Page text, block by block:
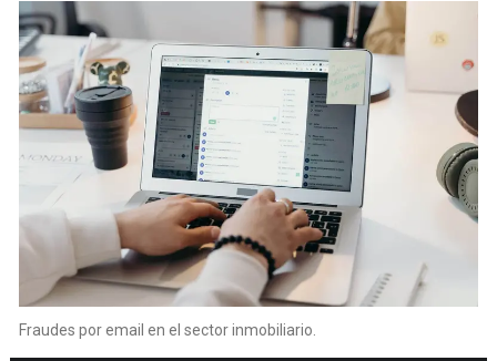
Fraudes por email en el sector inmobiliario.